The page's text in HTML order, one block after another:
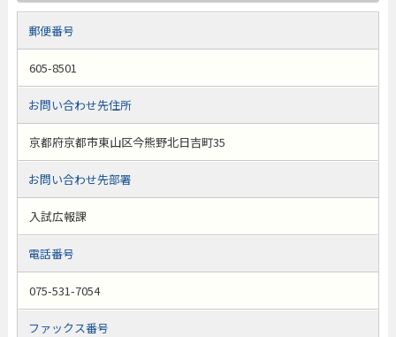
郵便番号
605-8501
お問い合わせ先住所
京都府京都市東山区今熊野北日吉町35
お問い合わせ先部署
入試広報課
電話番号
075-531-7054
ファックス番号